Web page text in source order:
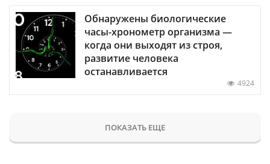
Обнаружены биологические
часы-хронометр организма —
когда они выходят из строя,
развитие человека
останавливается
4924
ПОКАЗАТЬ ЕЩЕ